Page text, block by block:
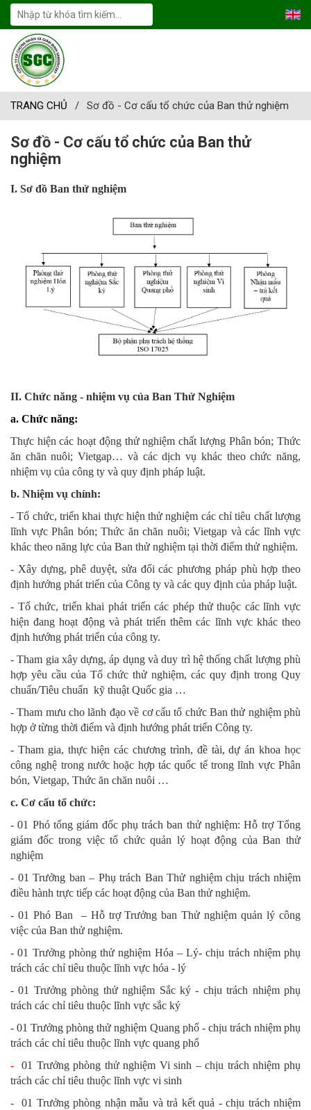
TRANG CHỦ / Sơ đồ - Cơ cấu tổ chức của Ban thử nghiệm
Sơ đồ - Cơ cấu tổ chức của Ban thử
nghiệm
I. Sơ đồ Ban thử nghiệm
II. Chức năng - nhiệm vụ của Ban Thử Nghiệm
a. Chức năng:
Thực hiện các hoạt động thử nghiệm chất lượng Phân bón; Thức
ăn chăn nuôi; Vietgap… và các dịch vụ khác theo chức năng,
nhiệm vụ của công ty và quy định pháp luật.
b. Nhiệm vụ chính:
- Tổ chức, triển khai thực hiện thử nghiệm các chỉ tiêu chất lượng
lĩnh vực Phân bón; Thức ăn chăn nuôi; Vietgap và các lĩnh vực
khác theo năng lực của Ban thử nghiệm tại thời điểm thử nghiệm.
- Xây dựng, phê duyệt, sửa đổi các phương pháp phù hợp theo
định hướng phát triển của Công ty và các quy định của pháp luật.
- Tổ chức, triển khai phát triển các phép thử thuộc các lĩnh vực
hiện đang hoạt động và phát triển thêm các lĩnh vực khác theo
định hướng phát triển của công ty.
- Tham gia xây dựng, áp dụng và duy trì hệ thống chất lượng phù
hợp yêu cầu của Tổ chức thử nghiệm, các quy định trong Quy
chuẩn/Tiêu chuẩn kỹ thuật Quốc gia …
- Tham mưu cho lãnh đạo về cơ cấu tổ chức Ban thử nghiệm phù
hợp ở từng thời điểm và định hướng phát triển Công ty.
- Tham gia, thực hiện các chương trình, đề tài, dự án khoa học
công nghệ trong nước hoặc hợp tác quốc tế trong lĩnh vực Phân
bón, Vietgap, Thức ăn chăn nuôi …
c. Cơ cấu tổ chức:
- 01 Phó tổng giám đốc phụ trách ban thử nghiệm: Hỗ trợ Tổng
giám đốc trong việc tổ chức quản lý hoạt động của Ban thử
nghiệm
- 01 Trưởng ban – Phụ trách Ban Thử nghiệm chịu trách nhiệm
điều hành trực tiếp các hoạt động của Ban thử nghiệm.
- 01 Phó Ban – Hỗ trợ Trưởng ban Thử nghiệm quản lý công
việc của Ban thử nghiệm.
- 01 Trưởng phòng thử nghiệm Hóa – Lý- chịu trách nhiệm phụ
trách các chỉ tiêu thuộc lĩnh vực hóa - lý
- 01 Trưởng phòng thử nghiệm Sắc ký - chịu trách nhiệm phụ
trách các chỉ tiêu thuộc lĩnh vực sắc ký
- 01 Trưởng phòng thử nghiệm Quang phổ - chịu trách nhiệm phụ
trách các chỉ tiêu thuộc lĩnh vực quang phổ
-01 Trưởng phòng thử nghiệm Vi sinh – chịu trách nhiệm phụ
trách các chỉ tiêu thuộc lĩnh vực vi sinh
- 01 Trưởng phòng nhận mẫu và trả kết quả - chịu trách nhiệm